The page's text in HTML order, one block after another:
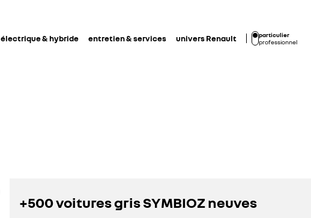
électrique & hybride entretien & services univers Renault
particulier
professionnel
+500 voitures gris SYMBIOZ neuves